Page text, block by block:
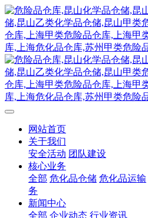
网站首页
关于我们
安全活动 团队建设
核心业务
全部 危化品仓储 危化品运输
务
新闻中心
全部 企业动态 行业资讯